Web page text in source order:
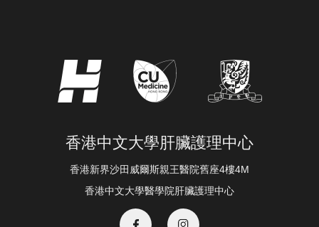
香港中文大學肝臟護理中心
香港新界沙田威爾斯親王醫院舊座4樓4M
香港中文大學醫學院肝臟護理中心